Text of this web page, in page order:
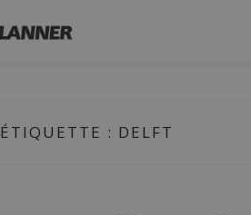
ÉTIQUETTE : DELFT